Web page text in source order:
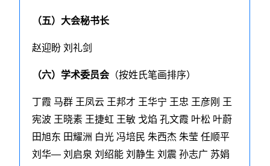
（五）大会秘书长
赵迎盼 刘礼剑
（六）学术委员会 （按姓氏笔画排序）
丁霞 马群 王凤云 王邦才 王华宁 王忠 王彦刚 王
宪波 王晓素 王捷虹 王敏 戈焰 孔文霞 叶松 叶蔚
田旭东 田耀洲 白光 冯培民 朱西杰 朱莹 任顺平
刘华— 刘启泉 刘绍能 刘静生 刘震 孙志广 苏娟